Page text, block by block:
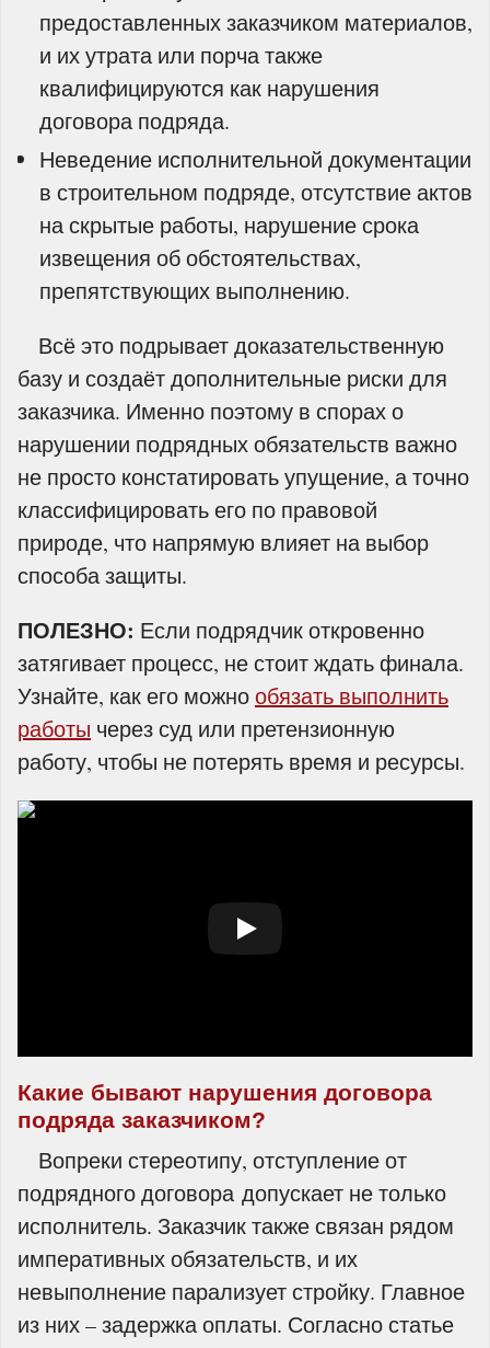
предоставленных заказчиком материалов,
и их утрата или порча также
квалифицируются как нарушения
договора подряда.
Неведение исполнительной документации
в строительном подряде, отсутствие актов
на скрытые работы, нарушение срока
извещения об обстоятельствах,
препятствующих выполнению.
Всё это подрывает доказательственную
базу и создаёт дополнительные риски для
заказчика. Именно поэтому в спорах о
нарушении подрядных обязательств важно
не просто констатировать упущение, а точно
классифицировать его по правовой
природе, что напрямую влияет на выбор
способа защиты.
ПОЛЕЗНО: Если подрядчик откровенно
затягивает процесс, не стоит ждать финала.
Узнайте, как его можнообязать выполнить
работы через суд или претензионную
работу, чтобы не потерять время и ресурсы.
Какие бывают нарушения договора
подряда заказчиком?
Вопреки стереотипу, отступление от
подрядного договора допускает не только
исполнитель. Заказчик также связан рядом
императивных обязательств, и их
невыполнение парализует стройку. Главное
из них – задержка оплаты. Согласно статье